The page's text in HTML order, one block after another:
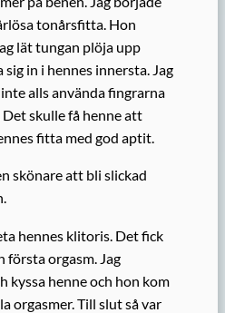
tonårsfitta. Hon
lät tungan plöja upp
in i hennes innersta. Jag
alls använda fingrarna
skulle få henne att
fitta med god aptit.
skönare att bli slickad
hennes klitoris. Det fick
första orgasm. Jag
kyssa henne och hon kom
orgasmer. Till slut så var